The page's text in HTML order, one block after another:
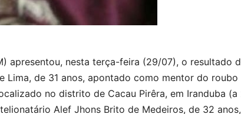
apresentou, nesta terça-feira (29/07), o resultado
Lima, de 31 anos, apontado como mentor do
no distrito de Cacau Pirêra, em Iranduba
Alef Jhons Brito de Medeiros, de 32